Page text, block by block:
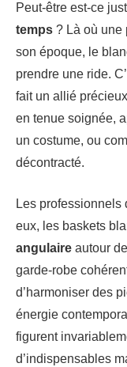
Peut-être est-ce
temps ? Là où une
son époque, le
prendre une ride.
fait un allié
en tenue soignée,
un costume, ou
décontracté.
Les professionnels
eux, les baskets
angulaire autour
garde-robe
d’harmoniser des
énergie
figurent
d’indispensables